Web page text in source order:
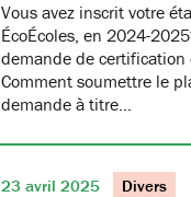
Vous avez inscrit votre
ÉcoÉcoles, en 2024-
demande de certification
Comment soumettre le
demande à titre…
23 avril 2025 Divers